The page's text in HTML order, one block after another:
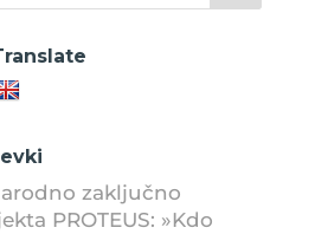
zaključno
PROTEUS: »Kdo